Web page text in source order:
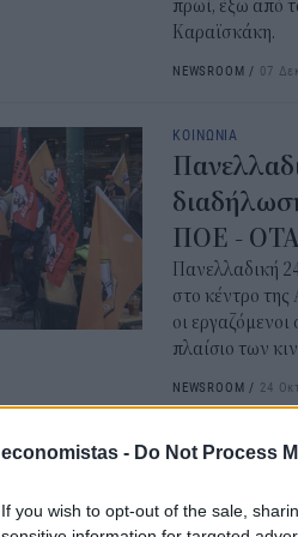
economistas - Do Not Process
If you wish to opt-out of the sale,
πρωί, έξω από
Καραϊσκάκη.
NEWSROOM / 07
ΚΟΙΝΩΝΙΑ
ΠΟΕ - ΟΤΑ
Πανελλαδική
στο κέντρο
οι
πλαίσιο των
NEWSROOM / 24
ΚΟΙΝΩΝΙΑ
ΟΤΑ κατά